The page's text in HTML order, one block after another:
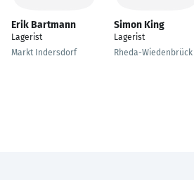
Erik Bartmann
Lagerist
Markt Indersdorf
Simon King
Lagerist
Rheda-Wiedenbrück